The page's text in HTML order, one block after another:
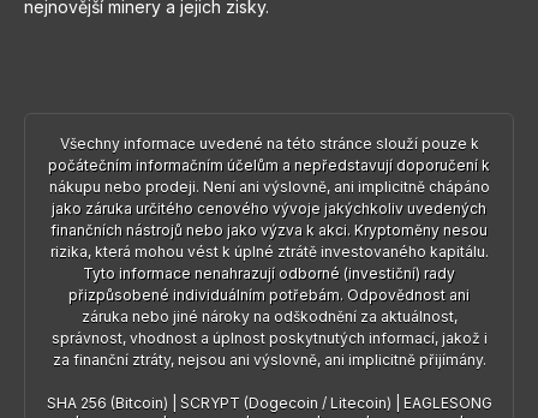
nejnovější minery a jejich zisky.
Všechny informace uvedené na této stránce slouží pouze k
počátečním informačním účelům a nepředstavují doporučení k
nákupu nebo prodeji. Není ani výslovně, ani implicitně chápáno
jako záruka určitého cenového vývoje jakýchkoliv uvedených
finančních nástrojů nebo jako výzva k akci. Kryptoměny nesou
rizika, která mohou vést k úplné ztrátě investovaného kapitálu.
Tyto informace nenahrazují odborné (investiční) rady
přizpůsobené individuálním potřebám. Odpovědnost ani
záruka nebo jiné nároky na odškodnění za aktuálnost,
správnost, vhodnost a úplnost poskytnutých informací, jakož i
za finanční ztráty, nejsou ani výslovně, ani implicitně přijímány.
SHA 256 (Bitcoin) SCRYPT (Dogecoin / Litecoin)
EAGLESONG